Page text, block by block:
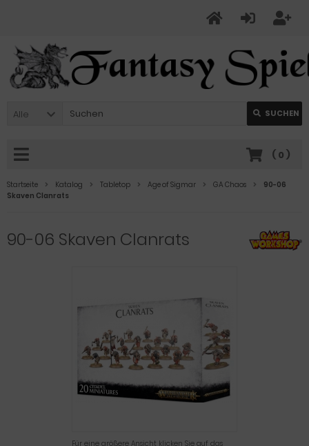
Alle SUCHEN
( 0 )
Startseite Katalog Tabletop Age of Sigmar GA Chaos
90-06
Skaven Clanrats
90-06 Skaven Clanrats
Für eine größere Ansicht klicken Sie auf das